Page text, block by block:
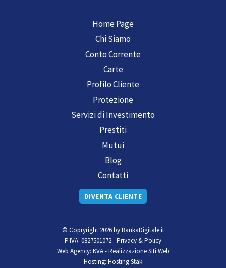
Home Page
Chi Siamo
Conto Corrente
Carte
Profilo Cliente
Protezione
Servizi di Investimento
Prestiti
Mutui
Blog
Contatti
DIVENTA CLIENTE
© Copryright 2026 byBankaDigitale.it
P.IVA: 0827501072 -Privacy & Policy
Web Agency: KVA - Realizzazione Siti Web
Hosting: Hosting Stak